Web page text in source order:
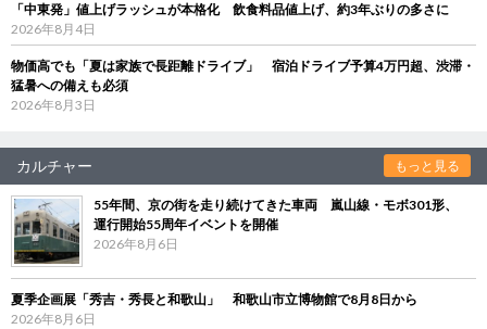
「中東発」値上げラッシュが本格化 飲食料品値上げ、約3年ぶりの多さに
2026年8月4日
物価高でも「夏は家族で長距離ドライブ」 宿泊ドライブ予算4万円超、渋滞・
猛暑への備えも必須
2026年8月3日
カルチャー もっと見る
55年間、京の街を走り続けてきた車両 嵐山線・モボ301形、
運行開始55周年イベントを開催
2026年8月6日
夏季企画展「秀吉・秀長と和歌山」 和歌山市立博物館で8月8日から
2026年8月6日